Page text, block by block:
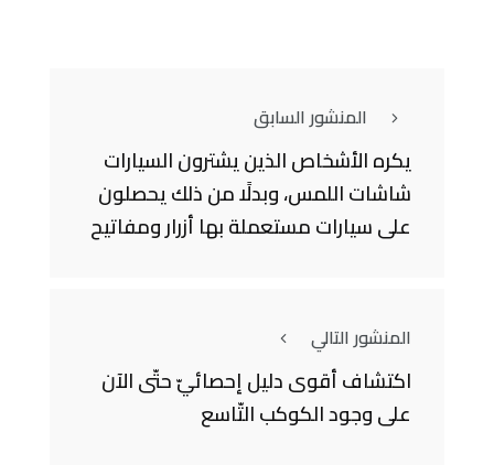
المنشور السابق
يكره الأشخاص الذين يشترون السيارات
شاشات اللمس، وبدلًا من ذلك يحصلون
على سيارات مستعملة بها أزرار ومفاتيح
المنشور التالي
اكتشاف أقوى دليل إحصائيّ حتّى الآن
على وجود الكوكب التّاسع